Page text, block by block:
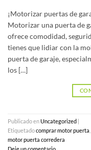
¡Motorizar puertas de
Motorizar una puerta de
ofrece comodidad,
tienes que lidiar con la
puerta de garaje,
los […]
Publicado enUncategorized
Etiquetadocomprar motor puerta
motor puerta corredera